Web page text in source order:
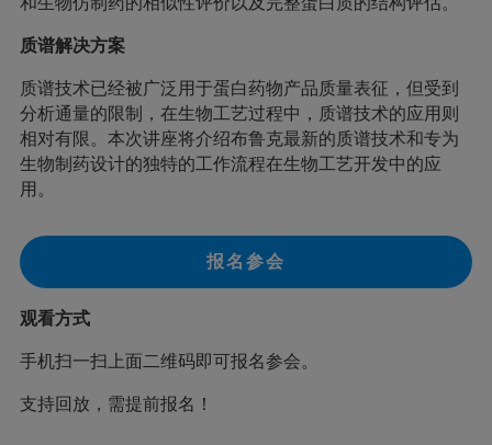
质谱解决方案
质谱技术已经被广泛用于蛋白药物产品质量表征，但受到
分析通量的限制，在生物工艺过程中，质谱技术的应用则
相对有限。本次讲座将介绍布鲁克最新的质谱技术和专为
生物制药设计的独特的工作流程在生物工艺开发中的应
用。
报名参会
观看方式
手机扫一扫上面二维码即可报名参会。
支持回放，需提前报名！